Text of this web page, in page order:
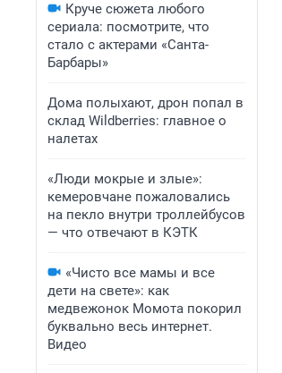
Круче сюжета любого
сериала: посмотрите, что
стало с актерами «Санта-
Барбары»
Дома полыхают, дрон попал в
склад Wildberries: главное о
налетах
«Люди мокрые и злые»:
кемеровчане пожаловались
на пекло внутри троллейбусов
— что отвечают в КЭТК
«Чисто все мамы и все
дети на свете»: как
медвежонок Момота покорил
буквально весь интернет.
Видео